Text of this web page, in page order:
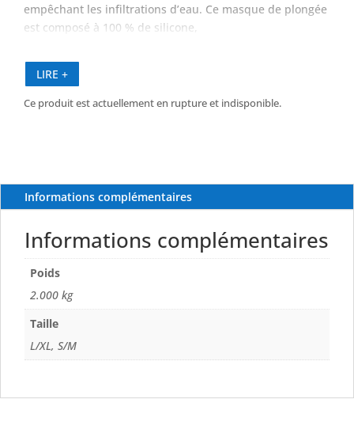
empêchant les infiltrations d’eau. Ce masque de plongée
est composé à 100 % de silicone,
LIRE +
Ce produit est actuellement en rupture et indisponible.
Informations complémentaires
Informations complémentaires
Poids
2.000 kg
Taille
L/XL, S/M